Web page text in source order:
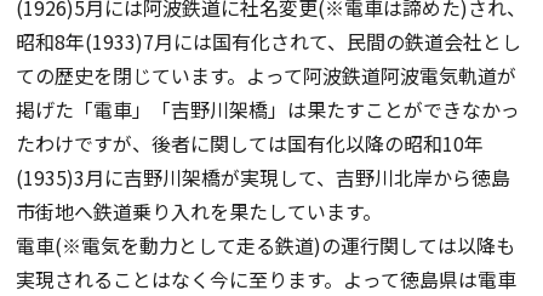
(1926)5月には阿波鉄道に社名変更(※電車は諦めた)され、
昭和8年(1933)7月には国有化されて、民間の鉄道会社とし
ての歴史を閉じています。よって阿波鉄道阿波電気軌道が
掲げた「電車」「吉野川架橋」は果たすことができなかっ
たわけですが、後者に関しては国有化以降の昭和10年
(1935)3月に吉野川架橋が実現して、吉野川北岸から徳島
市街地へ鉄道乗り入れを果たしています。
電車(※電気を動力として走る鉄道)の運行関しては以降も
実現されることはなく今に至ります。よって徳島県は電車